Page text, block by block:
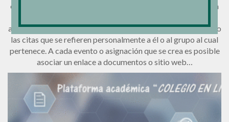
es una herramienta extraordinaria de organización de la vida
acudiente tiene acceso a ver solamente las tareas, los avisos o
las citas que se refieren personalmente a él o al grupo al cual
pertenece. A cada evento o asignación que se crea es posible
asociar un enlace a documentos o sitio web…